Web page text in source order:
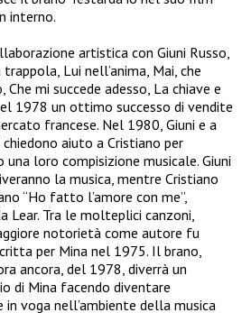
interno.
artistica con Giuni Russo,
Lui nell’anima, Mai, che
Che mi succede adesso, La chiave e
1978 un ottimo successo di vendite
francese. Nel 1980, Giuni e a
aiuto a Cristiano per
loro compisizione musicale. Giuni
la musica, mentre Cristiano
“Ho fatto l’amore con me”,
Lear. Tra le molteplici canzoni,
notorietà come autore fu
per Mina nel 1975. Il brano,
ancora, del 1978, diverrà un
di Mina facendo diventare
voga nell’ambiente della musica